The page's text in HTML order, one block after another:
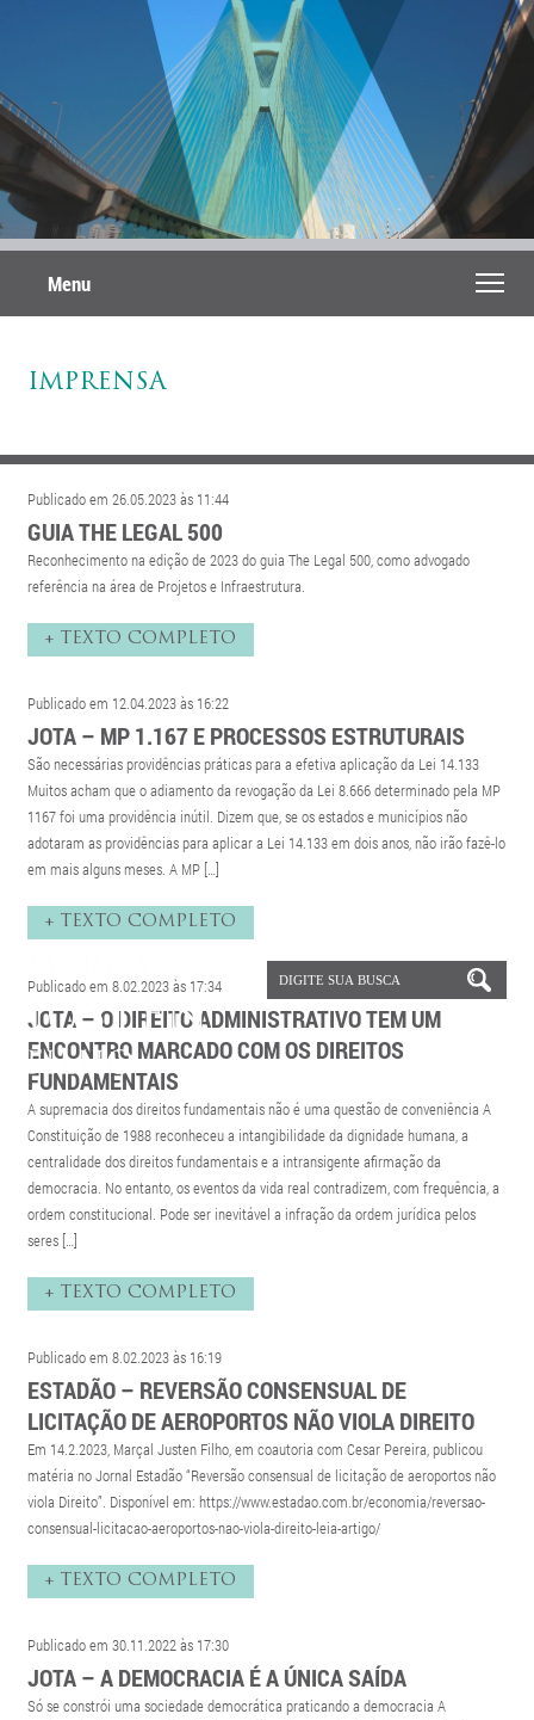
Menu
IMPRENSA
Publicado em 26.05.2023 às 11:44
GUIA THE LEGAL 500
Reconhecimento na edição de 2023 do guia The Legal 500, como advogado
referência na área de Projetos e Infraestrutura.
+ TEXTO COMPLETO
Publicado em 12.04.2023 às 16:22
JOTA – MP 1.167 E PROCESSOS ESTRUTURAIS
São necessárias providências práticas para a efetiva aplicação da Lei 14.133
Muitos acham que o adiamento da revogação da Lei 8.666 determinado pela MP
1167 foi uma providência inútil. Dizem que, se os estados e municípios não
adotaram as providências para aplicar a Lei 14.133 em dois anos, não irão fazê-lo
em mais alguns meses. A MP […]
+ TEXTO COMPLETO
Publicado em 8.02.2023 às 17:34
JOTA – O DIREITO ADMINISTRATIVO TEM UM
ENCONTRO MARCADO COM OS DIREITOS
FUNDAMENTAIS
A supremacia dos direitos fundamentais não é uma questão de conveniência A
Constituição de 1988 reconheceu a intangibilidade da dignidade humana, a
centralidade dos direitos fundamentais e a intransigente afirmação da
democracia. No entanto, os eventos da vida real contradizem, com frequência, a
ordem constitucional. Pode ser inevitável a infração da ordem jurídica pelos
seres […]
+ TEXTO COMPLETO
Publicado em 8.02.2023 às 16:19
ESTADÃO – REVERSÃO CONSENSUAL DE
LICITAÇÃO DE AEROPORTOS NÃO VIOLA DIREITO
Em 14.2.2023, Marçal Justen Filho, em coautoria com Cesar Pereira, publicou
matéria no Jornal Estadão “Reversão consensual de licitação de aeroportos não
viola Direito”. Disponível em: https://www.estadao.com.br/economia/reversao-
consensual-licitacao-aeroportos-nao-viola-direito-leia-artigo/
+ TEXTO COMPLETO
Publicado em 30.11.2022 às 17:30
JOTA – A DEMOCRACIA É A ÚNICA SAÍDA
Só se constrói uma sociedade democrática praticando a democracia A